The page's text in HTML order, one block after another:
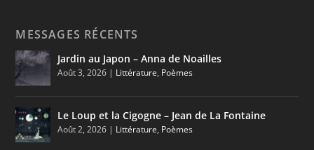
MESSAGES RÉCENTS
Jardin au Japon – Anna de Noailles
Août 3, 2026 | Littérature, Poèmes
Le Loup et la Cigogne – Jean de La Fontaine
Août 2, 2026 | Littérature, Poèmes